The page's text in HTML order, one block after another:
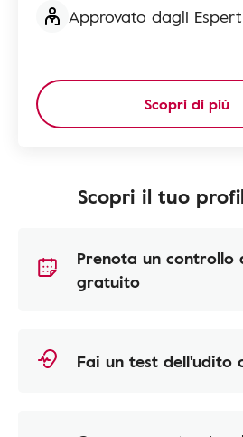
Approvato dagli
Scopri di più
Scopri il tuo
Prenota un controllo
gratuito
Fai un test dell'udito